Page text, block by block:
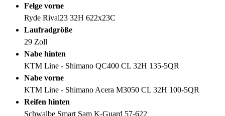
Felge vorne
Ryde Rival23 32H 622x23C
Laufradgröße
29 Zoll
Nabe hinten
KTM Line - Shimano QC400 CL 32H 135-5QR
Nabe vorne
KTM Line - Shimano Acera M3050 CL 32H 100-5QR
Reifen hinten
Schwalbe Smart Sam K-Guard 57-622